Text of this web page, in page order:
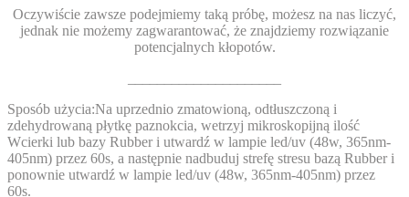
Oczywiście zawsze podejmiemy taką próbę, możesz na nas liczyć,
jednak nie możemy zagwarantować, że znajdziemy rozwiązanie
potencjalnych kłopotów.
Sposób użycia:Na uprzednio zmatowioną, odtłuszczoną i
zdehydrowaną płytkę paznokcia, wetrzyj mikroskopijną ilość
Wcierki lub bazy Rubber i utwardź w lampie led/uv (48w, 365nm-
405nm) przez 60s, a następnie nadbuduj strefę stresu bazą Rubber i
ponownie utwardź w lampie led/uv (48w, 365nm-405nm) przez
60s.